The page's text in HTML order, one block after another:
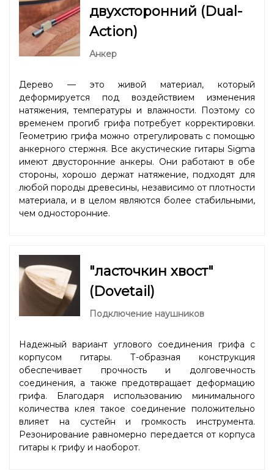
двухсторонний (Dual-
Action)
Анкер
Дерево — это живой материал, который
деформируется под воздействием изменения
натяжения, температуры и влажности. Поэтому со
временем прогиб грифа потребует корректировки.
Геометрию грифа можно отрегулировать с помощью
анкерного стержня. Все акустические гитары Sigma
имеют двусторонние анкеры. Они работают в обе
стороны, хорошо держат натяжение, подходят для
любой породы древесины, независимо от плотности
материала, и в целом являются более стабильными,
чем односторонние.
"ласточкин хвост"
(Dovetail)
Подключение наушников
Надежный вариант углового соединения грифа с
корпусом гитары. Т-образная конструкция
обеспечивает прочность и долговечность
соединения, а также предотвращает деформацию
грифа. Благодаря использованию минимального
количества клея такое соединение положительно
влияет на сустейн и громкость инструмента.
Резонирование равномерно передается от корпуса
гитары к грифу и наоборот.